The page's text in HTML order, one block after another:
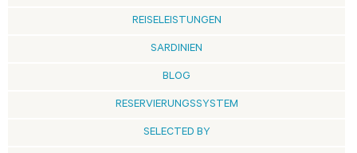
REISELEISTUNGEN
SARDINIEN
BLOG
RESERVIERUNGSSYSTEM
SELECTED BY